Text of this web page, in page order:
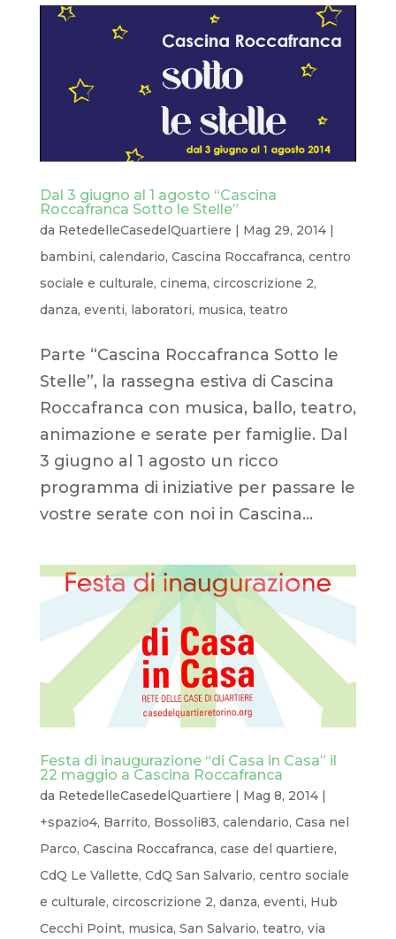
Dal 3 giugno al 1 agosto “Cascina
Roccafranca Sotto le Stelle”
da RetedelleCasedelQuartiere | Mag 29, 2014|
bambini, calendario, Cascina Roccafranca, centro
sociale e culturale, cinema, circoscrizione 2,
danza, eventi, laboratori, musica, teatro
Parte “Cascina Roccafranca Sotto le
Stelle”, la rassegna estiva di Cascina
Roccafranca con musica, ballo, teatro,
animazione e serate per famiglie. Dal
3 giugno al 1 agosto un ricco
programma di iniziative per passare le
vostre serate con noi in Cascina...
Festa di inaugurazione “di Casa in Casa” il
22 maggio a Cascina Roccafranca
da RetedelleCasedelQuartiere | Mag 8, 2014|
+spazio4, Barrito, Bossoli83, calendario, Casa nel
Parco, Cascina Roccafranca, case del quartiere,
CdQ Le Vallette, CdQ San Salvario, centro sociale
e culturale, circoscrizione 2, danza, eventi, Hub
Cecchi Point, musica, San Salvario, teatro, via